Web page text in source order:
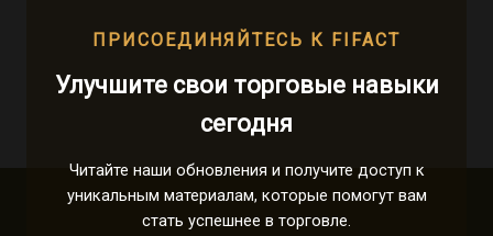
ПРИСОЕДИНЯЙТЕСЬ К FIFACT
Улучшите свои торговые навыки
сегодня
Читайте наши обновления и получите доступ к
уникальным материалам, которые помогут вам
стать успешнее в торговле.